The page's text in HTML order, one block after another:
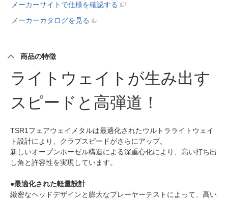
メーカーサイトで仕様を確認する
メーカーカタログを見る
商品の特徴
ライトウェイトが生み出す
スピードと高弾道！
TSR1フェアウェイメタルは最適化されたウルトラライトウェイ
ト設計により、クラブスピードがさらにアップ。
新しいオープンホーゼル構造による深重心化により、高い打ち出
し角と許容性を実現しています。
●最適化された軽量設計
緻密なヘッドデザインと膨大なプレーヤーテストによって、高い